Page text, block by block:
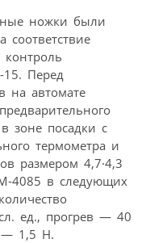
ножки были
15. Перед
на автомате
зоне посадки с
термометра и
размером 4,7·4,3
4085 в следующих
ед., прогрев — 40
— 1,5 Н.